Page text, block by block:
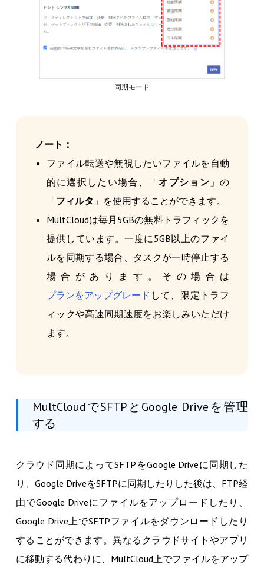
同期モード
ノート：
ファイル転送や無視したいファイルを自動
的に選択したい場合、「オプション 」の
「フィルタ 」を使用することができます。
MultCloudは毎月5GBの無料トラフィックを
提供しています。一度に5GB以上のファイ
ルを同期する場合、タスクが一時停止する
場合があります。その場合は
プランをアップグレード して、限定トラフ
ィックや高速同期速度をお楽しみいただけ
ます。
MultCloudでSFTPとGoogle Driveを管理
する
クラウド同期によってSFTPをGoogle Driveに同期した
り、Google DriveをSFTPに同期したりした後は、FTP経
由でGoogle Driveにファイルをアップロードしたり、
Google Drive上でSFTPファイルをダウンロードしたり
することができます。異なるクラウドサイトやアプリ
に移動する代わりに、MultCloud上でファイルをアップ